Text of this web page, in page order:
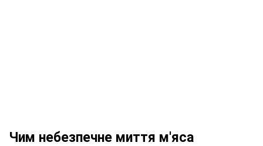
Чим небезпечне миття м'яса